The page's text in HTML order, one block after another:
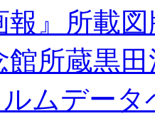
報』所載
館所蔵黒
ムデータ